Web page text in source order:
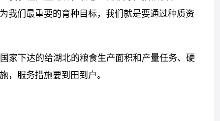
我们最重要的育种目标，我们就是要通过种质资
家下达的给湖北的粮食生产面积和产量任务、硬
，服务措施要到田到户。